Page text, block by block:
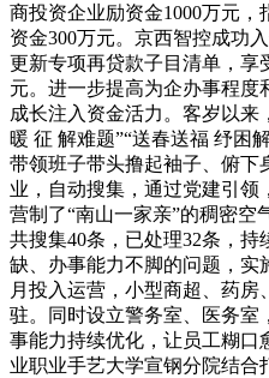
商投资企业励资金1000万元
资金300万元。京西智控成功
更新专项再贷款子目清单，享
元。进一步提高为企办事程
成长注入资金活力。客岁以来
暖 征 解难题”“送春送福 纾困
带领班子带头撸起袖子、俯下
业，自动搜集，通过党建引领
营制了“南山一家亲”的稠密空
共搜集40条，已处理32条，持
缺、办事能力不脚的问题，实
月投入运营，小型商超、药
驻。同时设立警务室、医务室
事能力持续优化，让员工糊口
业职业手艺大学宣钢分院结合